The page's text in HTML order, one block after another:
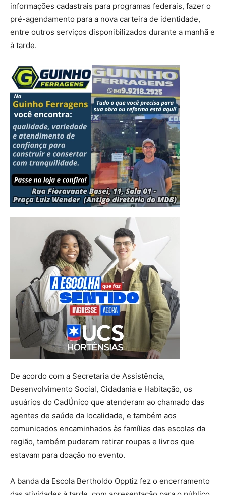
informações cadastrais para programas federais, fazer o
pré-agendamento para a nova carteira de identidade,
entre outros serviços disponibilizados durante a manhã e
à tarde.
De acordo com a Secretaria de Assistência,
Desenvolvimento Social, Cidadania e Habitação, os
usuários do CadÚnico que atenderam ao chamado das
agentes de saúde da localidade, e também aos
comunicados encaminhados às famílias das escolas da
região, também puderam retirar roupas e livros que
estavam para doação no evento.
A banda da Escola Bertholdo Opptiz fez o encerramento